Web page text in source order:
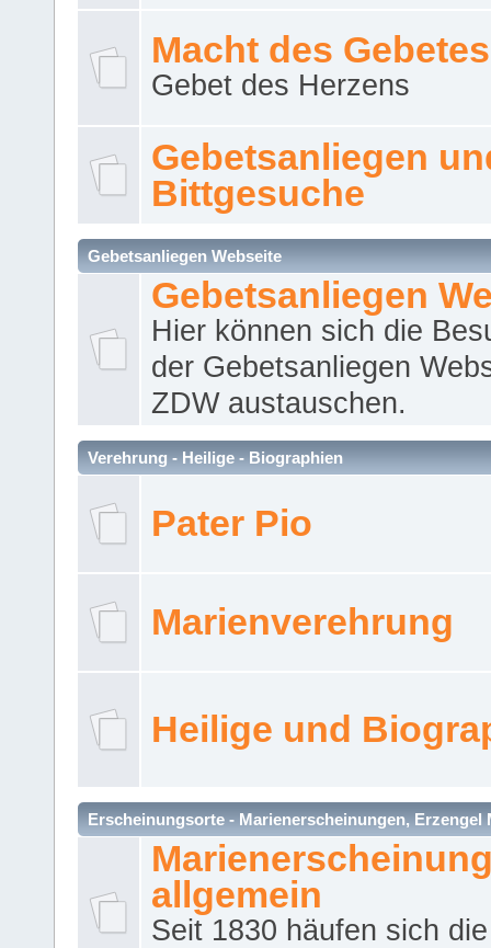
Macht des Gebetes
Gebet des Herzens
Gebetsanliegen
Bittgesuche
Gebetsanliegen Webseite
Gebetsanliegen
Hier können sich die
der Gebetsanliegen
ZDW austauschen.
Verehrung - Heilige - Biographien
Pater Pio
Marienverehrung
Heilige und
Erscheinungsorte - Marienerscheinungen, Erzengel
allgemein
Seit 1830 häufen sich